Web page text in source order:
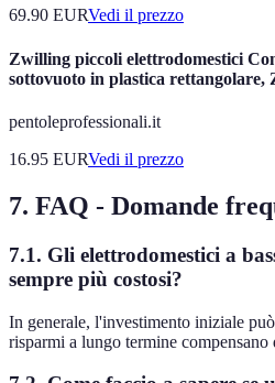
69.90 EURVedi il prezzo
Zwilling piccoli elettrodomestici
sottovuoto in plastica rettangolare,
pentoleprofessionali.it
16.95 EURVedi il prezzo
7. FAQ - Domande
7.1. Gli elettrodomestici a
sempre più costosi?
In generale, l'investimento iniziale
risparmi a lungo termine compensano